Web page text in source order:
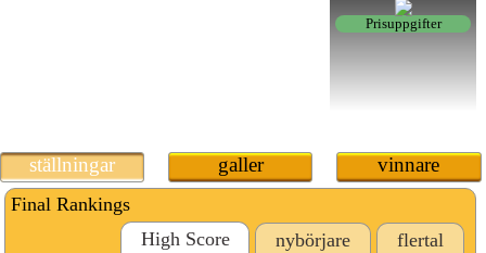
Prisuppgifter
ställningar galler vinnare
Final Rankings
High Score
nybörjare flertal